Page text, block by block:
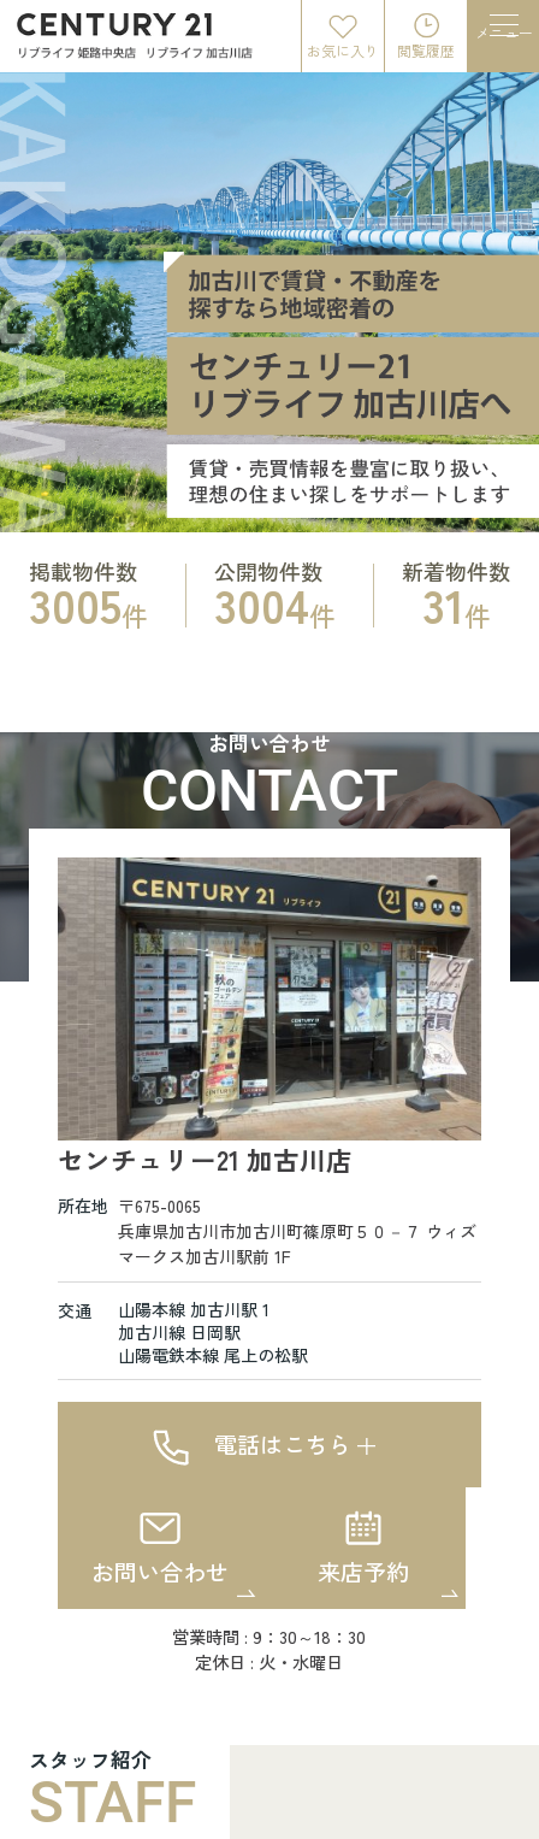
お気に入り 閲覧履歴
メニュー
掲載物件数
3005件
公開物件数
3004件
新着物件数
31件
お問い合わせ
CONTACT
センチュリー21 加古川店
所在地 〒675-0065
兵庫県加古川市加古川町篠原町５０－７ ウィズ
マークス加古川駅前 1F
交通
山陽本線 加古川駅 1
加古川線 日岡駅
山陽電鉄本線 尾上の松駅
電話はこちら
お問い合わせ 来店予約
営業時間 : 9：30～18：30
定休日 : 火・水曜日
スタッフ紹介
STAFF